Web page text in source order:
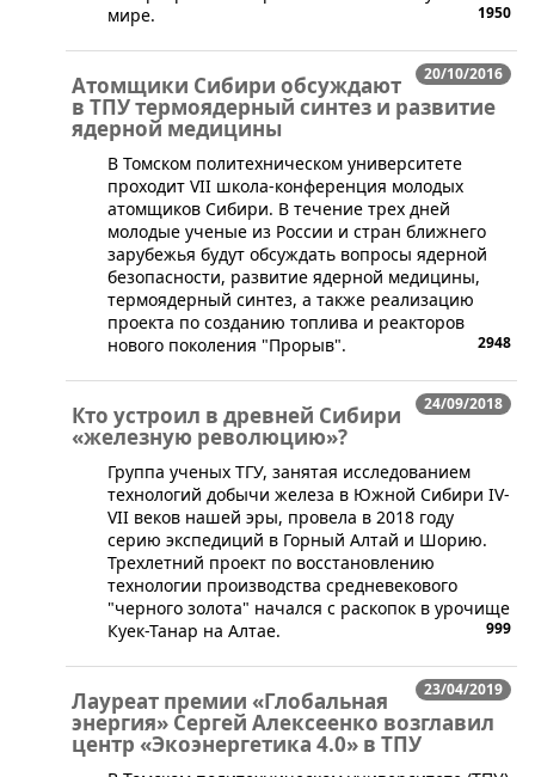
мире.
1950
20/10/2016
Атомщики Сибири обсуждают
в ТПУ термоядерный синтез и развитие
ядерной медицины
​В Томском политехническом университете
проходит VII школа-конференция молодых
атомщиков Сибири. В течение трех дней
молодые ученые из России и стран ближнего
зарубежья будут обсуждать вопросы ядерной
безопасности, развитие ядерной медицины,
термоядерный синтез, а также реализацию
проекта по созданию топлива и реакторов
нового поколения "Прорыв".
2948
24/09/2018
Кто устроил в древней Сибири
«железную революцию»?
​Группа ученых ТГУ, занятая исследованием
технологий добычи железа в Южной Сибири IV-
VII веков нашей эры, провела в 2018 году
серию экспедиций в Горный Алтай и Шорию.
Трехлетний проект по восстановлению
технологии производства средневекового
"черного золота" начался с раскопок в урочище
Куек-Танар на Алтае.
999
23/04/2019
Лауреат премии «Глобальная
энергия» Сергей Алексеенко возглавил
центр «Экоэнергетика 4.0» в ТПУ